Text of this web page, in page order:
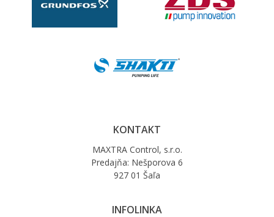
KONTAKT
MAXTRA Control, s.r.o.
Predajňa: Nešporova 6
927 01 Šaľa
INFOLINKA